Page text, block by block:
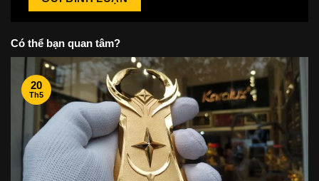
Có thể bạn quan tâm?
20
Th5